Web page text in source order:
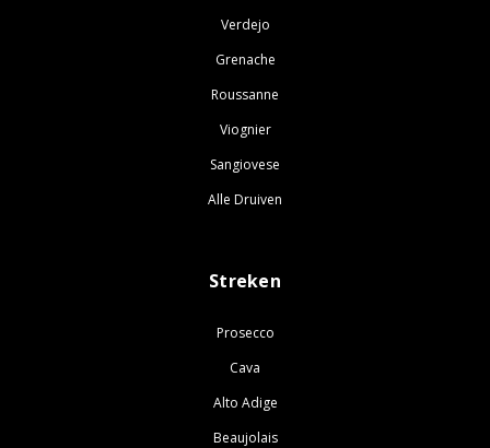
Verdejo
Grenache
Roussanne
Viognier
Sangiovese
Alle Druiven
Streken
Prosecco
Cava
Alto Adige
Beaujolais